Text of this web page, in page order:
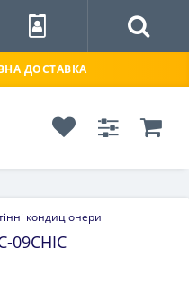
ДОСТАВКА
кондиціонери
09CHIС